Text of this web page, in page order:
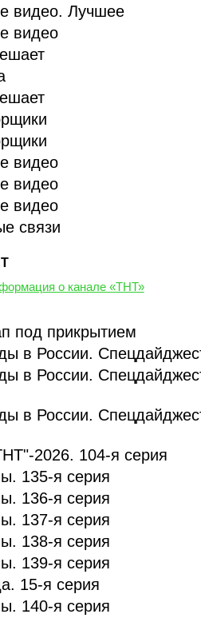
видео. Лучшее
видео
видео
видео
видео
связи
о канале «ТНТ»
под прикрытием
в России.
в России.
в России.
2026. 104-я серия
135-я серия
136-я серия
137-я серия
138-я серия
139-я серия
15-я серия
140-я серия